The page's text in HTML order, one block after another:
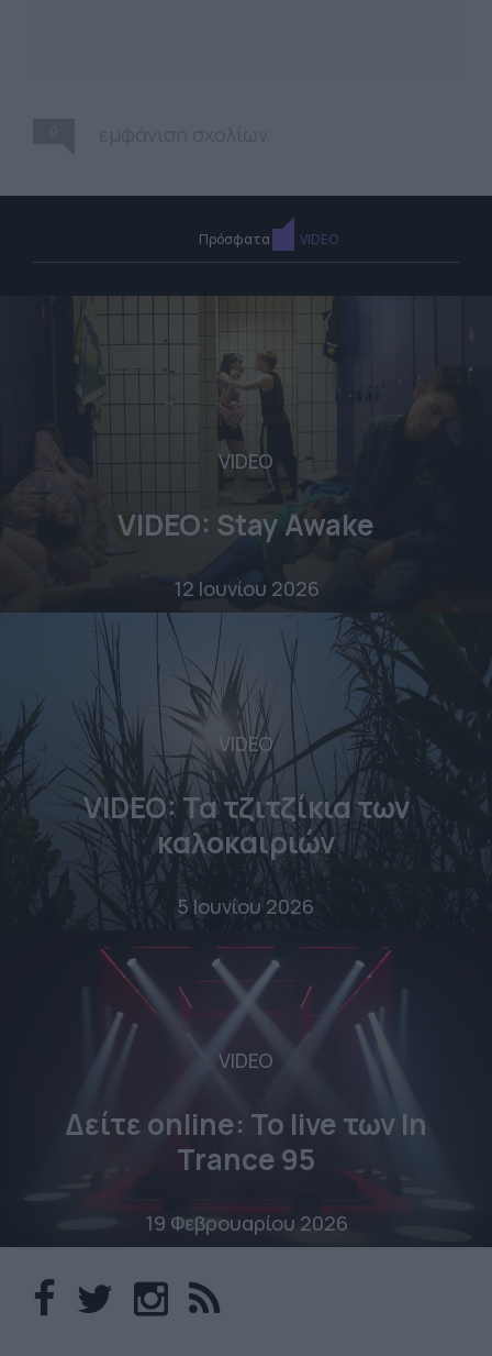
Πρόσφατα VIDEO
VIDEO
VIDEO: Stay Awake
12 Ιουνίου 2026
VIDEO
VIDEO: Τα τζιτζίκια των
καλοκαιριών
5 Ιουνίου 2026
VIDEO
Δείτε online: To live των In
Trance 95
19 Φεβρουαρίου 2026